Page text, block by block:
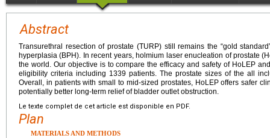
Abstract
Transurethral resection of prostate (TURP) still remains the “gold
hyperplasia (BPH). In recent years, holmium laser enucleation of prostate
the world. Our objective is to compare the efficacy and safety of HoLEP
eligibility criteria including 1339 patients. The prostate sizes of the all
Overall, in patients with small to mid-sized prostates, HoLEP offers safer
potentially better long-term relief of bladder outlet obstruction.
Le texte complet de cet article est disponible en PDF.
Plan
MATERIALS AND METHODS